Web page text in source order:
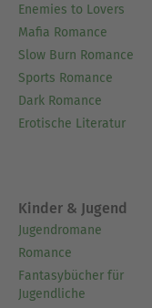
Enemies to Lovers
Mafia Romance
Slow Burn Romance
Sports Romance
Dark Romance
Erotische Literatur
Kinder & Jugend
Jugendromane
Romance
Fantasybücher für
Jugendliche